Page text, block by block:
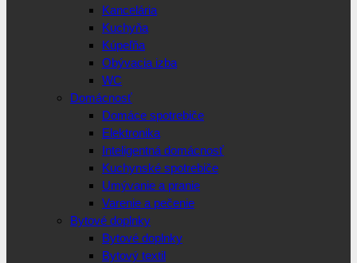
Kancelária
Kuchyňa
Kúpeľňa
Obývacia izba
WC
Domácnosť
Domáce spotrebiče
Elektronika
Inteligentná domácnosť
Kuchynské spotrebiče
Umývanie a pranie
Varenie a pečenie
Bytové doplnky
Bytové doplnky
Bytový textil